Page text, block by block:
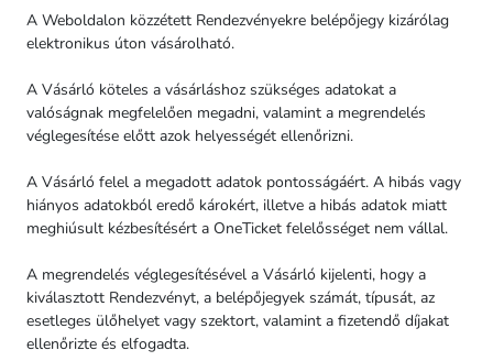
A Weboldalon közzétett Rendezvényekre belépőjegy kizárólag
elektronikus úton vásárolható.
A Vásárló köteles a vásárláshoz szükséges adatokat a
valóságnak megfelelően megadni, valamint a megrendelés
véglegesítése előtt azok helyességét ellenőrizni.
A Vásárló felel a megadott adatok pontosságáért. A hibás vagy
hiányos adatokból eredő károkért, illetve a hibás adatok miatt
meghiúsult kézbesítésért a OneTicket felelősséget nem vállal.
A megrendelés véglegesítésével a Vásárló kijelenti, hogy a
kiválasztott Rendezvényt, a belépőjegyek számát, típusát, az
esetleges ülőhelyet vagy szektort, valamint a fizetendő díjakat
ellenőrizte és elfogadta.